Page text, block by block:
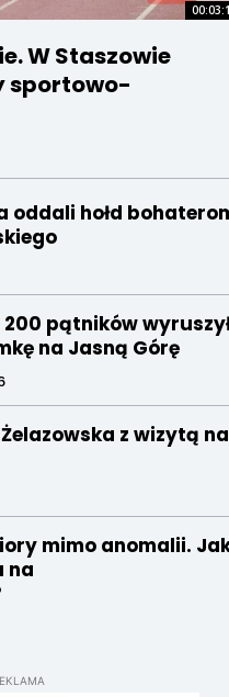
W Staszowie
sportowo-
oddali hołd
pątników
na Jasną Górę
z wizytą na
mimo anomalii.
na